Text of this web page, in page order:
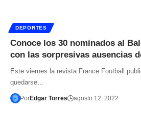
DEPORTES
Conoce los 30 nominados al
con las sorpresivas ausencias
Este viernes la revista France Football
quedarse…
PorEdgar Torres agosto 12, 2022